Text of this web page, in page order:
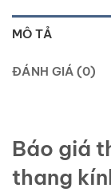
MÔ TẢ
ĐÁNH GIÁ (0)
Báo giá
thang